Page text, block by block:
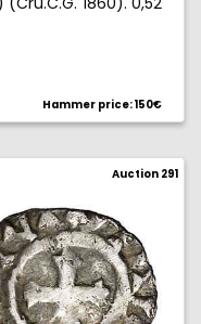
Hammer price: 150€
Auction 291